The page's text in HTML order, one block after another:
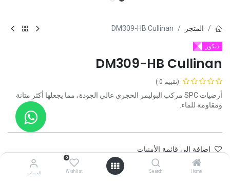
Home
Search
0
Wishlist الحساب
المتجر DM309-HB Cullinan
ديكور
DM309-HB Cullinan
(تقييم 0 )
أرضيات SPC مركب البوليمر الحجري عالي الجودة، مما يجعلها أكثر متانة
ومقاومة للماء.
إضافة إلى قائمة الأمنيات
تواصل معنا